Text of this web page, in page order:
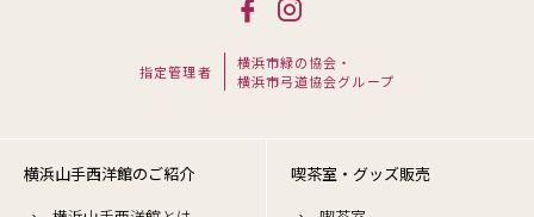
指定管理者
横浜市緑の協会・
横浜市弓道協会グループ
横浜山手西洋館のご紹介
喫茶室・グッズ販売